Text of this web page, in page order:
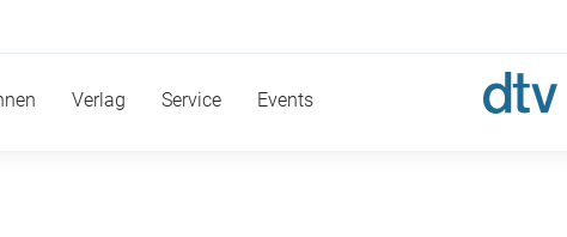
Verlag Service Events